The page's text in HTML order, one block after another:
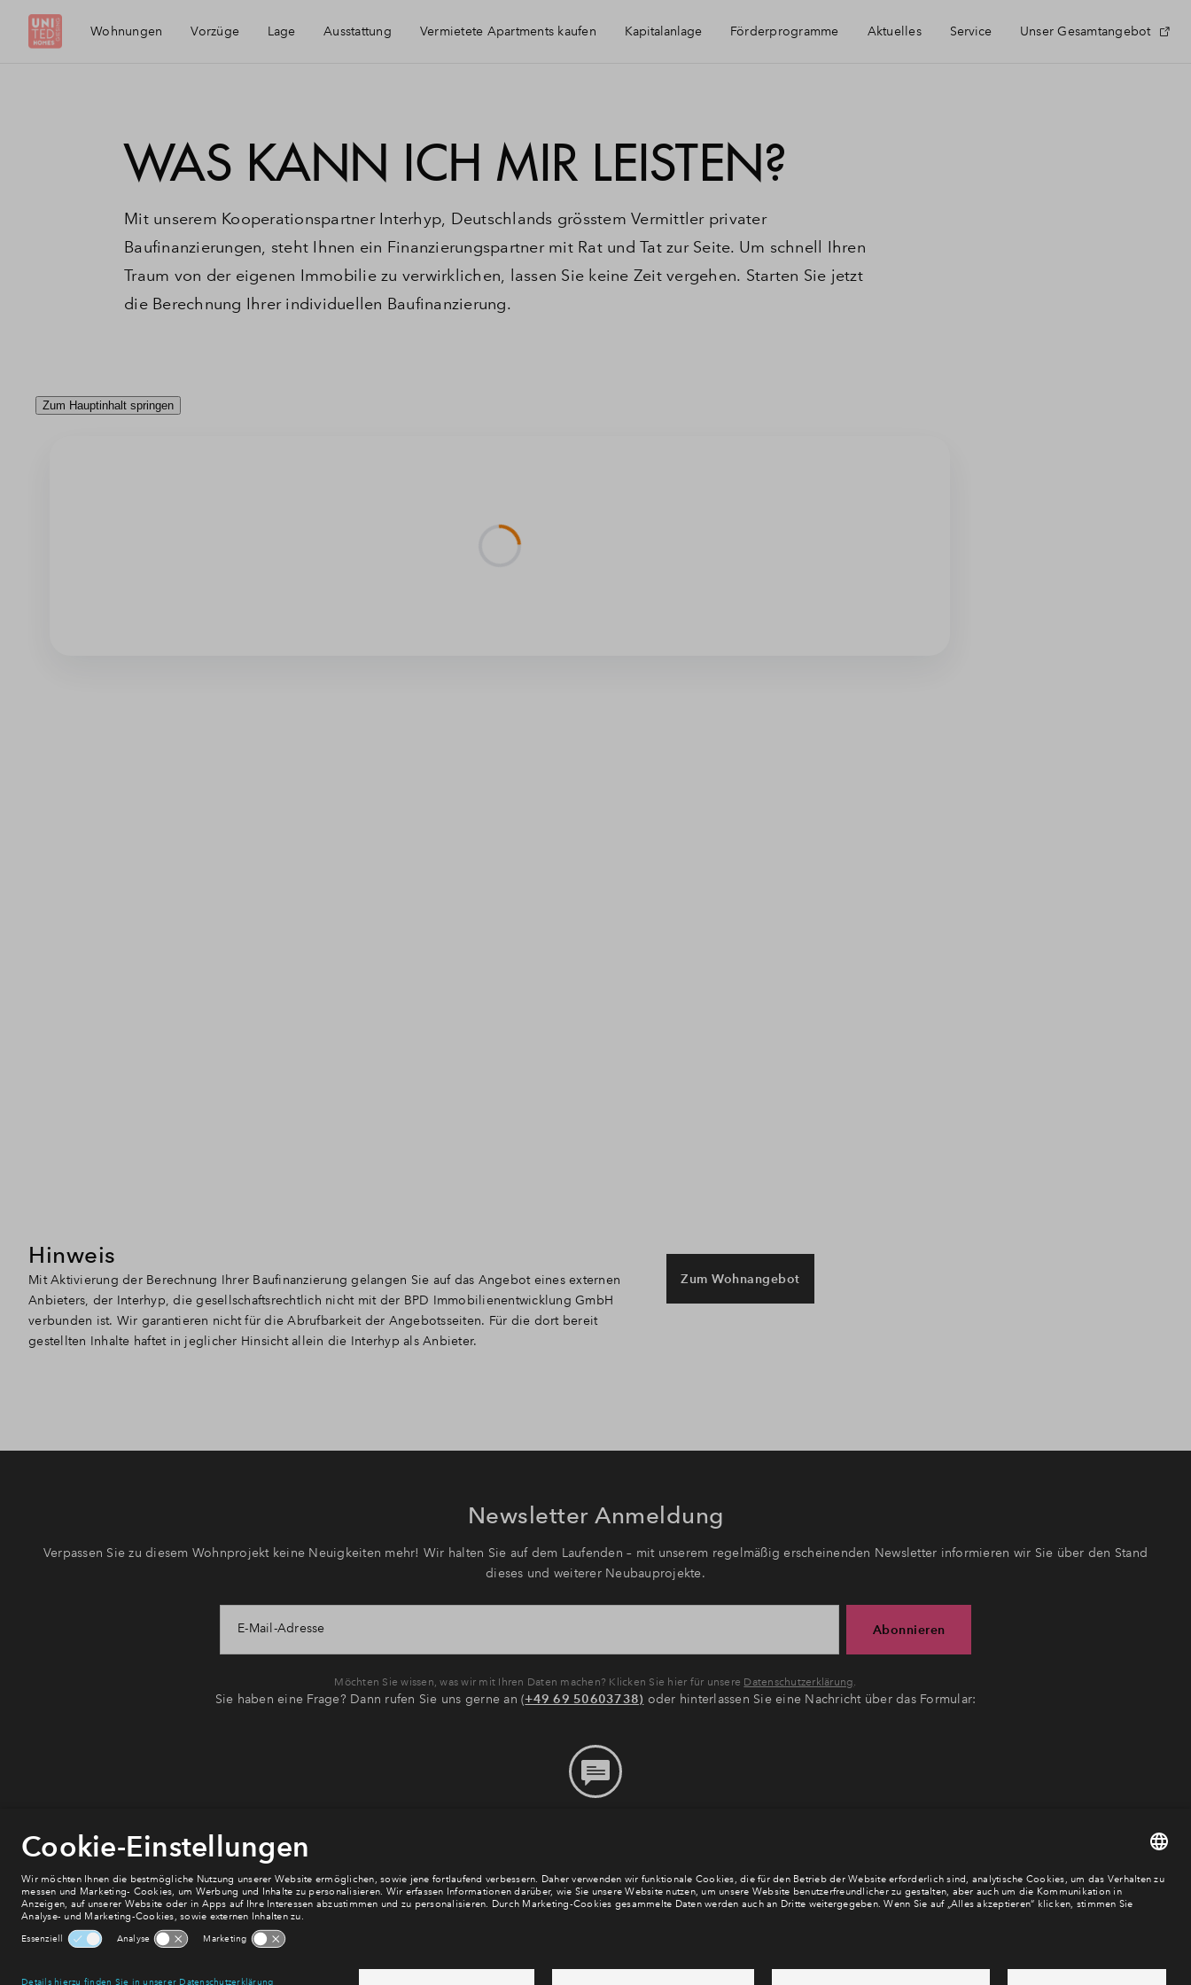
Wohnungen Vorzüge Lage
Giesing
Ausstattung Vermietete Apartments kaufen Kapitalanlage Förderprogramme Aktuelles Service Unser Gesamtangebot
WAS KANN ICH MIR LEISTEN?
Mit unserem Kooperationspartner Interhyp, Deutschlands grösstem Vermittler privater
Baufinanzierungen, steht Ihnen ein Finanzierungspartner mit Rat und Tat zur Seite. Um schnell Ihren
Traum von der eigenen Immobilie zu verwirklichen, lassen Sie keine Zeit vergehen. Starten Sie jetzt
die Berechnung Ihrer individuellen Baufinanzierung.
Hinweis
Mit Aktivierung der Berechnung Ihrer Baufinanzierung gelangen Sie auf das Angebot eines externen
Anbieters, der Interhyp, die gesellschaftsrechtlich nicht mit der BPD Immobilienentwicklung GmbH
verbunden ist. Wir garantieren nicht für die Abrufbarkeit der Angebotsseiten. Für die dort bereit
gestellten Inhalte haftet in jeglicher Hinsicht allein die Interhyp als Anbieter.
Zum Wohnangebot
Newsletter Anmeldung
Verpassen Sie zu diesem Wohnprojekt keine Neuigkeiten mehr! Wir halten Sie auf dem Laufenden – mit unserem regelmäßig erscheinenden Newsletter informieren wir Sie über den Stand
dieses und weiterer Neubauprojekte.
E-Mail-Adresse Abonnieren
Möchten Sie wissen, was wir mit Ihren Daten machen? Klicken Sie hier für unsere Datenschutzerklärung.
Sie haben eine Frage? Dann rufen Sie uns gerne an (+49 69 50603738) oder hinterlassen Sie eine Nachricht über das Formular: